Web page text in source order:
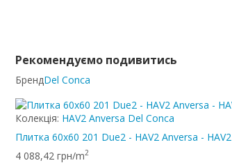
Рекомендуємо подивитись
БрендDel Conca
Колекція: HAV2 Anversa Del Conca
Плитка 60x60 201 Due2 - HAV2 Anversa - HAV2
4 088,42 грн/m2